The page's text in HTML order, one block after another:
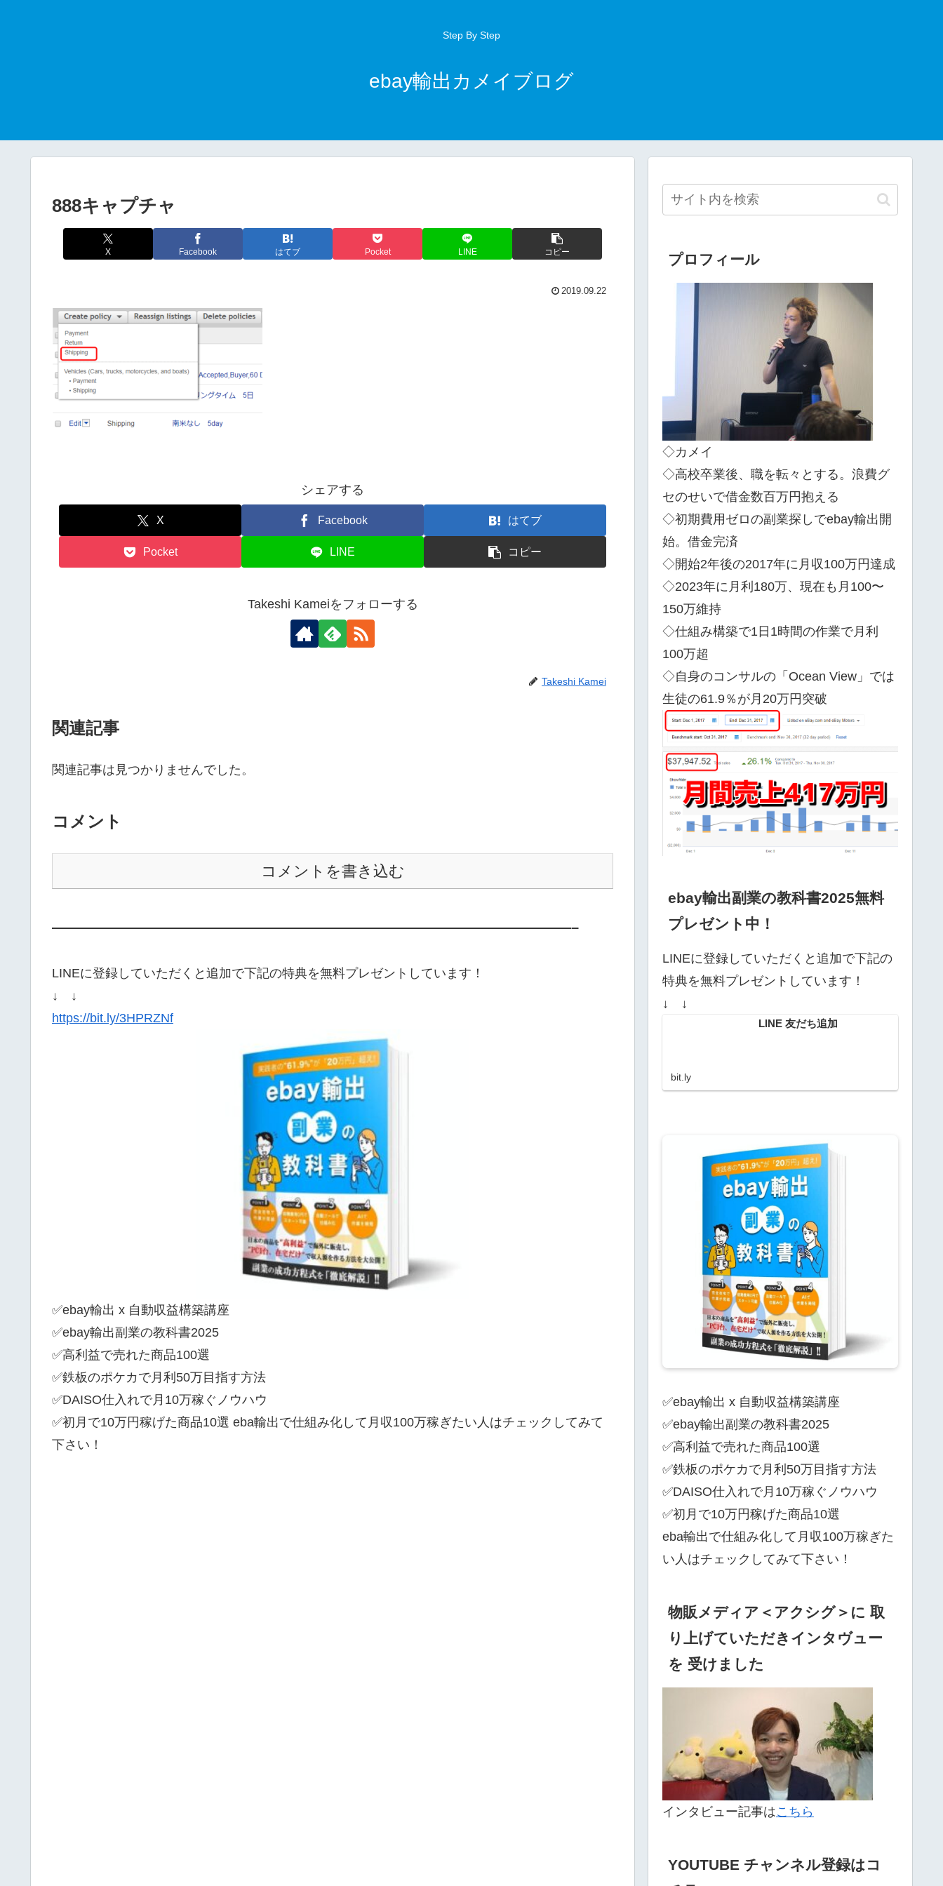
Step By Step
ebay輸出カメイブログ
888キャプチャ
X Facebook はてブ Pocket LINE コピー
2019.09.22
シェアする
X Facebook はてブ
Pocket LINE コピー
Takeshi Kameiをフォローする
Takeshi Kamei
関連記事
関連記事は見つかりませんでした。
コメント
コメントを書き込む
—————————————————————————————————————–
LINEに登録していただくと追加で下記の特典を無料プレゼントしています！
↓ ↓
https://bit.ly/3HPRZNf
✅ebay輸出 x 自動収益構築講座
✅ebay輸出副業の教科書2025
✅高利益で売れた商品100選
✅鉄板のポケカで月利50万目指す方法
✅DAISO仕入れで月10万稼ぐノウハウ
✅初月で10万円稼げた商品10選 eba輸出で仕組み化して月収100万稼ぎたい人はチェックしてみて
下さい！
プロフィール
◇カメイ
◇高校卒業後、職を転々とする。浪費グ
セのせいで借金数百万円抱える
◇初期費用ゼロの副業探しでebay輸出開
始。借金完済
◇開始2年後の2017年に月収100万円達成
◇2023年に月利180万、現在も月100〜
150万維持
◇仕組み構築で1日1時間の作業で月利
100万超
◇自身のコンサルの「Ocean View」では
生徒の61.9％が月20万円突破
ebay輸出副業の教科書2025無料
プレゼント中！
LINEに登録していただくと追加で下記の
特典を無料プレゼントしています！
↓ ↓
LINE 友だち追加
bit.ly
✅ebay輸出 x 自動収益構築講座
✅ebay輸出副業の教科書2025
✅高利益で売れた商品100選
✅鉄板のポケカで月利50万目指す方法
✅DAISO仕入れで月10万稼ぐノウハウ
✅初月で10万円稼げた商品10選
eba輸出で仕組み化して月収100万稼ぎた
い人はチェックしてみて下さい！
物販メディア＜アクシグ＞に 取
り上げていただきインタヴュー
を 受けました
インタビュー記事はこちら
YOUTUBE チャンネル登録はコ